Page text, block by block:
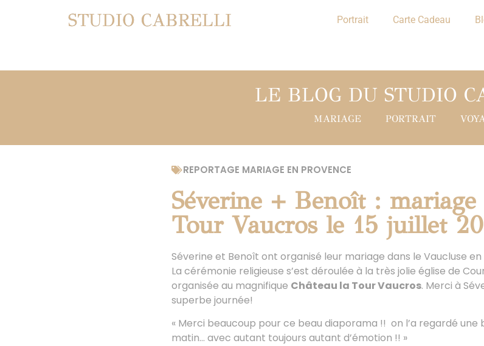
STUDIO CABRELLI Portrait Carte Cadeau
LE BLOG DU STUDIO
MARIAGE PORTRAIT
REPORTAGE MARIAGE EN PROVENCE
Séverine + Benoît :
Tour Vaucros le 15 juillet
Séverine et Benoît ont organisé leur mariage dans le Vaucluse en
La cérémonie religieuse s’est déroulée à la très jolie église de
organisée au magnifique Château la Tour Vaucros. Merci à
superbe journée!
« Merci beaucoup pour ce beau diaporama !! on l’a regardé une
matin… avec autant toujours autant d’émotion !! »